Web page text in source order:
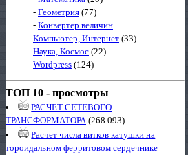
- Геометрия (77)
- Конвертер величин
Компьютер, Интернет (33)
Наука, Космос (22)
Wordpress (124)
ТОП 10 - просмотры
РАСЧЕТ СЕТЕВОГО
ТРАНСФОРМАТОРА(268 093)
Расчет числа витков катушки на
тороидальном ферритовом сердечнике